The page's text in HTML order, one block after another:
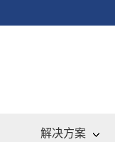
解决方案